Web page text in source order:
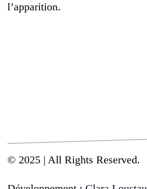
l’apparition.
© 2025 | All Rights Reserved.